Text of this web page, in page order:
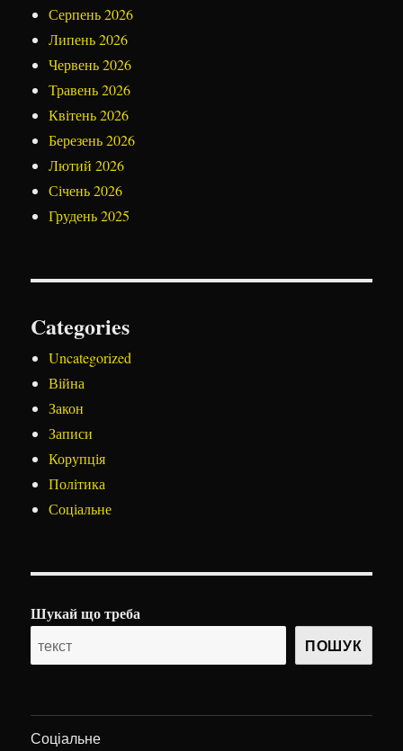
Серпень 2026
Липень 2026
Червень 2026
Травень 2026
Квітень 2026
Березень 2026
Лютий 2026
Січень 2026
Грудень 2025
Categories
Uncategorized
Війна
Закон
Записи
Корупція
Політика
Соціальне
Шукай що треба
ПОШУК
Соціальне